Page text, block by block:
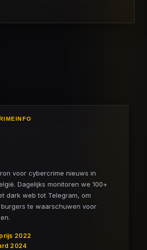
voor cybercrime nieuws in
Dagelijks monitoren we 100+
dark web tot Telegram, om
te waarschuwen voor
2022
2024